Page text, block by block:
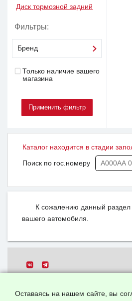
Диск тормозной задний
Фильтры:
Бренд
Только наличие вашего
магазина
Каталог находится в стадии
Поиск по гос.номеру
К сожалению данный раздел
вашего автомобиля.
Все права защищены.
Оставаясь на нашем сайте, вы